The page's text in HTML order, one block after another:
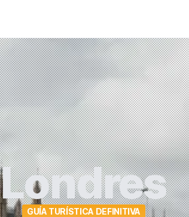
Londres
GUÍA TURÍSTICA DEFINITIVA